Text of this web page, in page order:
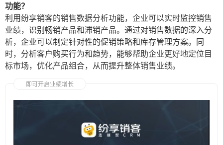
功能？
利用纷享销客的销售数据分析功能，企业可以实时监控销售
业绩，识别畅销产品和滞销产品。通过对销售数据的深入分
析，企业可以制定针对性的促销策略和库存管理方案。同
时，分析客户购买行为和趋势，能够帮助企业更好地定位目
标市场，优化产品组合，从而提升整体销售业绩。
即可开启业绩增长